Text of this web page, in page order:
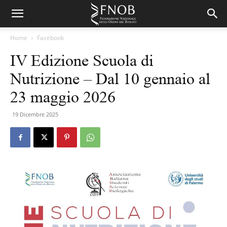
Home Facebook
IV Edizione Scuola di
Nutrizione – Dal 10 gennaio al
23 maggio 2026
19 Dicembre 2025